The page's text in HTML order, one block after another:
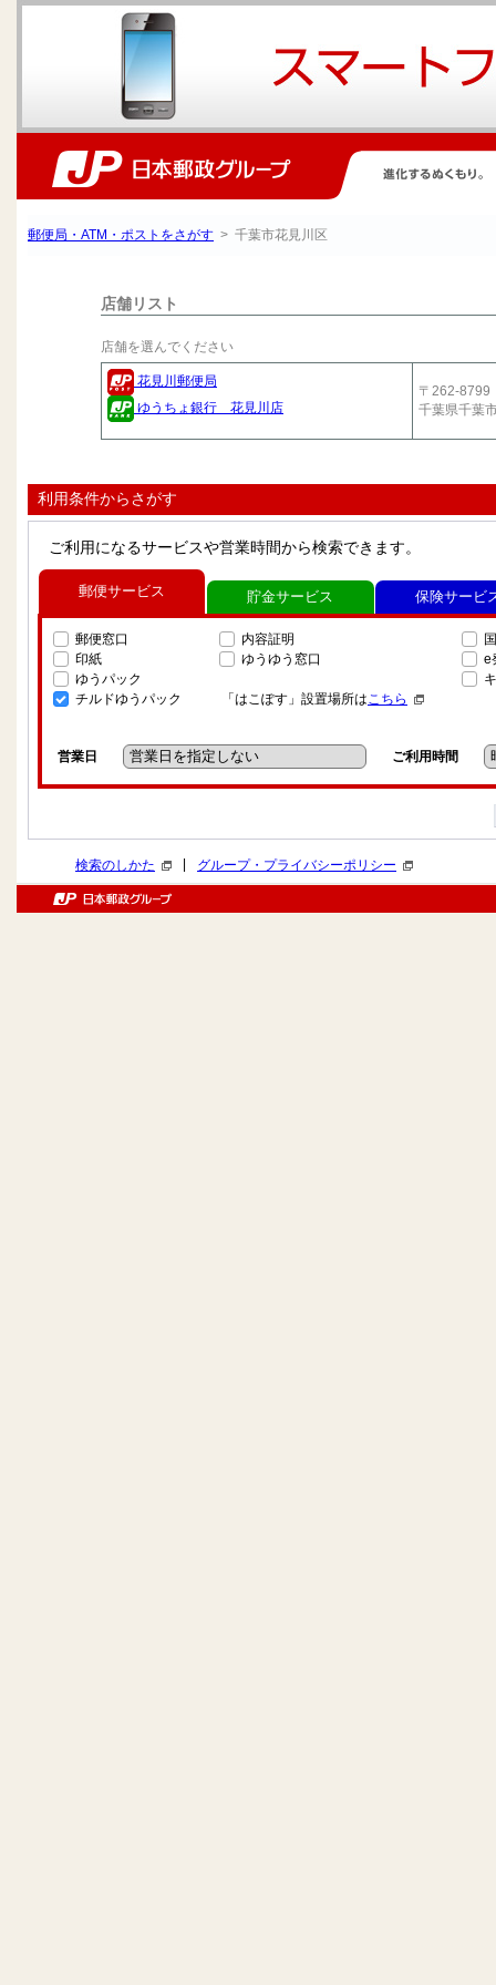
郵便局・ATM・ポストをさがす > 千葉市花見川区
店舗リスト
店舗を選んでください
花見川郵便局
ゆうちょ銀行 花見川店
〒262-8799
千葉県千葉
利用条件からさがす
ご利用になるサービスや営業時間から検索できます。
郵便サービス
郵便窓口
印紙
ゆうパック
チルドゆうパック
内容証明
ゆうゆう窓口
「はこぽす」設置場所はこちら
e
営業日 ご利用時間
貯金サービス 保険サービ
検索のしかた グループ・プライバシーポリシー